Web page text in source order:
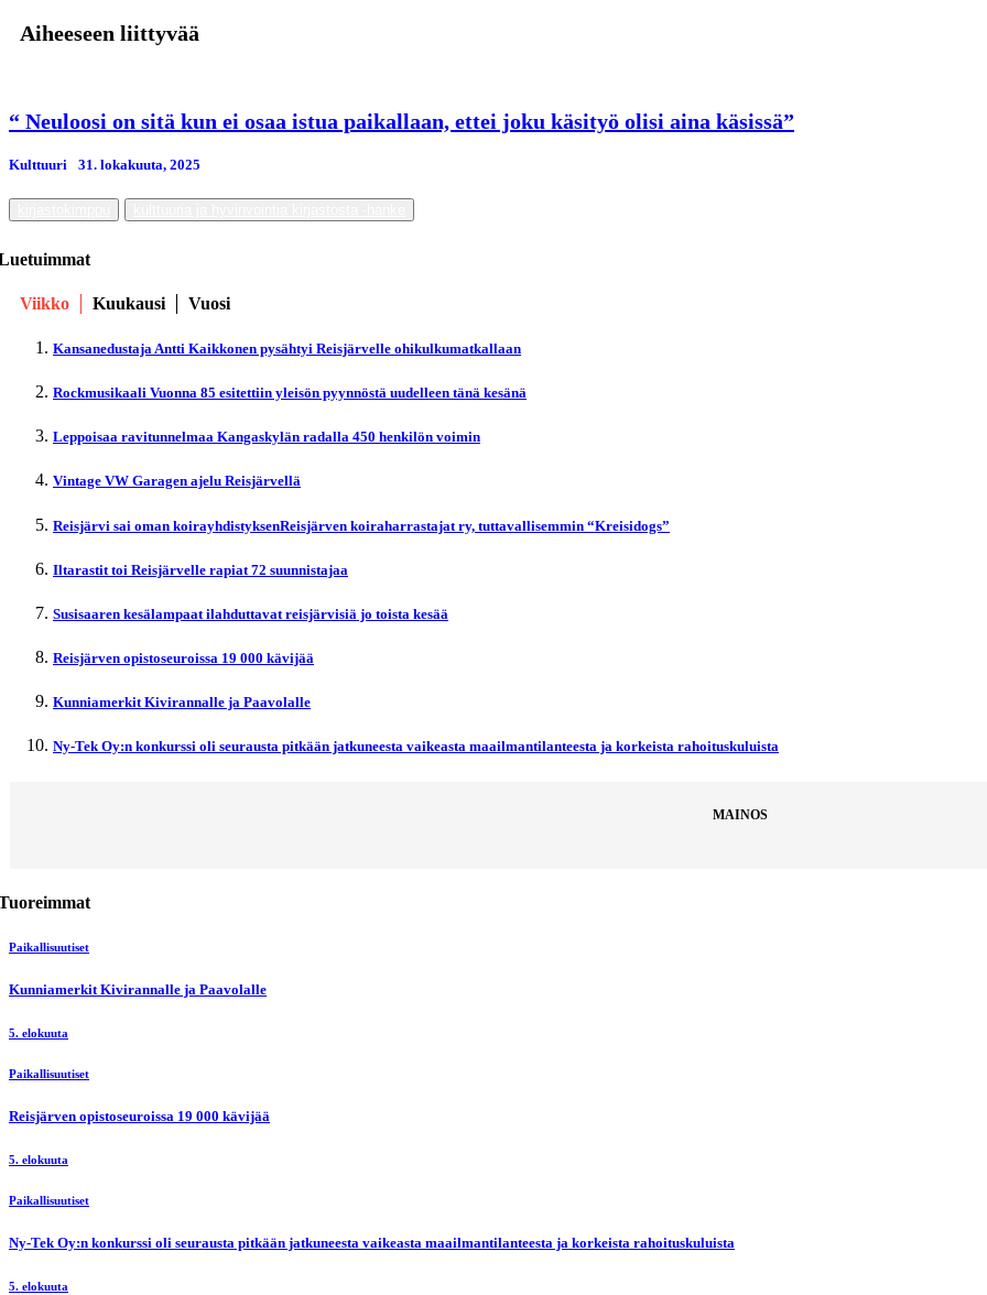
Aiheeseen liittyvää
“ Neuloosi on sitä kun ei osaa istua paikallaan, ettei joku käsityö olisi aina käsissä”
Kulttuuri 31. lokakuuta, 2025
Viikko Kuukausi Vuosi
Kansanedustaja Antti Kaikkonen pysähtyi Reisjärvelle ohikulkumatkallaan
Rockmusikaali Vuonna 85 esitettiin yleisön pyynnöstä uudelleen tänä kesänä
Leppoisaa ravitunnelmaa Kangaskylän radalla 450 henkilön voimin
Vintage VW Garagen ajelu Reisjärvellä
Reisjärvi sai oman koirayhdistyksenReisjärven koiraharrastajat ry, tuttavallisemmin “Kreisidogs”
Iltarastit toi Reisjärvelle rapiat 72 suunnistajaa
Susisaaren kesälampaat ilahduttavat reisjärvisiä jo toista kesää
Reisjärven opistoseuroissa 19 000 kävijää
Kunniamerkit Kivirannalle ja Paavolalle
Ny-Tek Oy:n konkurssi oli seurausta pitkään jatkuneesta vaikeasta maailmantilanteesta ja korkeista rahoituskuluista
MAINOS
Paikallisuutiset
Kunniamerkit Kivirannalle ja Paavolalle
5. elokuuta
Paikallisuutiset
Reisjärven opistoseuroissa 19 000 kävijää
5. elokuuta
Paikallisuutiset
Ny-Tek Oy:n konkurssi oli seurausta pitkään jatkuneesta vaikeasta maailmantilanteesta ja korkeista rahoituskuluista
5. elokuuta